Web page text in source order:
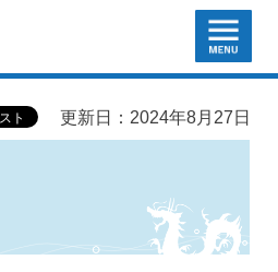
MENU
更新日：2024年8月27日